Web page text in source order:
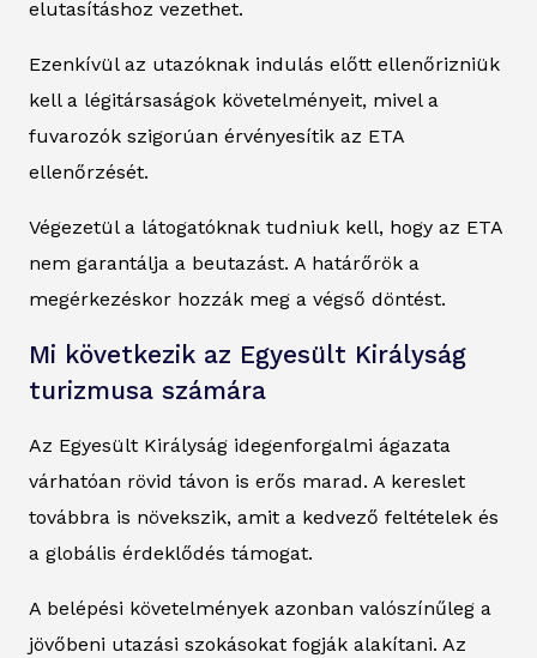
elutasításhoz vezethet.
Ezenkívül az utazóknak indulás előtt ellenőrizniük
kell a légitársaságok követelményeit, mivel a
fuvarozók szigorúan érvényesítik az ETA
ellenőrzését.
Végezetül a látogatóknak tudniuk kell, hogy az ETA
nem garantálja a beutazást. A határőrök a
megérkezéskor hozzák meg a végső döntést.
Mi következik az Egyesült Királyság
turizmusa számára
Az Egyesült Királyság idegenforgalmi ágazata
várhatóan rövid távon is erős marad. A kereslet
továbbra is növekszik, amit a kedvező feltételek és
a globális érdeklődés támogat.
A belépési követelmények azonban valószínűleg a
jövőbeni utazási szokásokat fogják alakítani. Az